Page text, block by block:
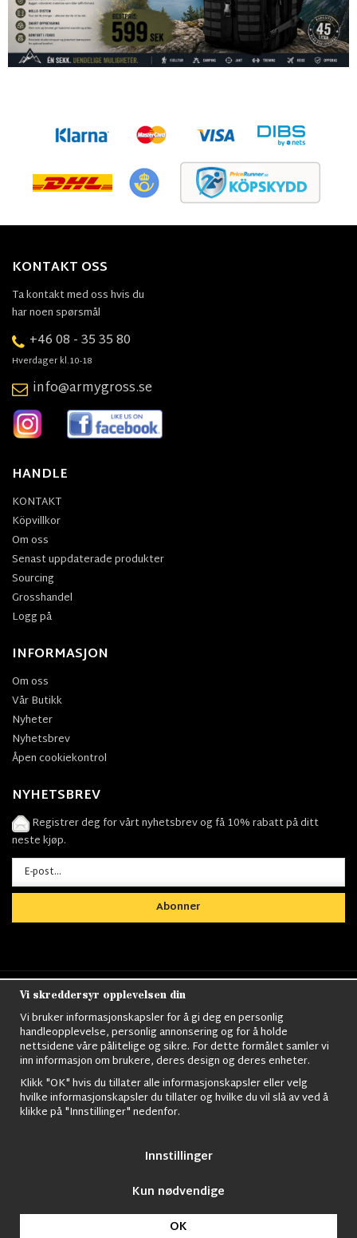
KONTAKT OSS
Ta kontakt med oss hvis du
har noen spørsmål
+46 08 - 35 35 80
Hverdager kl.10-18
info@armygross.se
HANDLE
KONTAKT
Köpvillkor
Om oss
Senast uppdaterade produkter
Sourcing
Grosshandel
Logg på
INFORMASJON
Om oss
Vår Butikk
Nyheter
Nyhetsbrev
Åpen cookiekontrol
NYHETSBREV
Registrer deg for vårt nyhetsbrev og få 10% rabatt på ditt
neste kjøp.
Abonner
Nordens största utbud av
kläder,Militärtöverskott, Militärutrustning, Ordningsvakt
utrustning,väktarkläder,Militärbyxor,Militärjackor,M65
Jackor,Bomberjackor,Militärkängor,Militära Ryggsäckar,Vintage Army
kläder,Sjömanskläder,Paracord,Gasmask,Ghillie
© 2009 Nordic Army Gross HB All Rights Reserved.
Vi skreddersyr opplevelsen din
Vi bruker informasjonskapsler for å gi deg en personlig
handleopplevelse, personlig annonsering og for å holde
nettsidene våre pålitelige og sikre. For dette formålet samler vi
inn informasjon om brukere, deres design og deres enheter.
Klikk "OK" hvis du tillater alle informasjonskapsler eller velg
hvilke informasjonskapsler du tillater og hvilke du vil slå av ved å
klikke på "Innstillinger" nedenfor.
Innstillinger
Kun nødvendige
OK